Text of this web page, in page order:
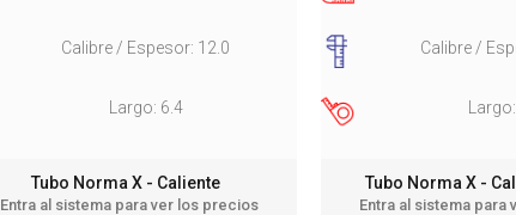
Calibre / Espesor: 12.0
Largo: 6.4
Tubo Norma X - Caliente
Entra al sistema para ver los precios
Calibre /
Tubo Norma X -
Entra al sistema para